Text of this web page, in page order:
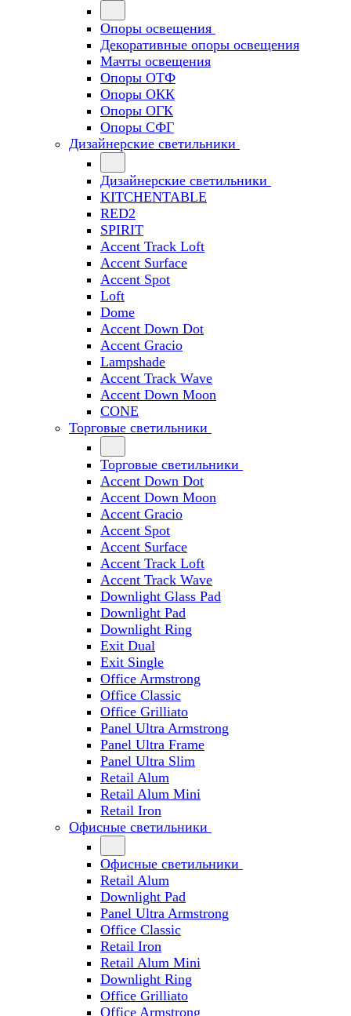
Опоры освещения
Декоративные опоры освещения
Мачты освещения
Опоры ОТФ
Опоры ОКК
Опоры ОГК
Опоры СФГ
Дизайнерские светильники
Дизайнерские светильники
KITCHENTABLE
RED2
SPIRIT
Accent Track Loft
Accent Surface
Accent Spot
Loft
Dome
Accent Down Dot
Accent Gracio
Lampshade
Accent Track Wave
Accent Down Moon
CONE
Торговые светильники
Торговые светильники
Accent Down Dot
Accent Down Moon
Accent Gracio
Accent Spot
Accent Surface
Accent Track Loft
Accent Track Wave
Downlight Glass Pad
Downlight Pad
Downlight Ring
Exit Dual
Exit Single
Office Armstrong
Office Classic
Office Grilliato
Panel Ultra Armstrong
Panel Ultra Frame
Panel Ultra Slim
Retail Alum
Retail Alum Mini
Retail Iron
Офисные светильники
Офисные светильники
Retail Alum
Downlight Pad
Panel Ultra Armstrong
Office Classic
Retail Iron
Retail Alum Mini
Downlight Ring
Office Grilliato
Office Armstrong